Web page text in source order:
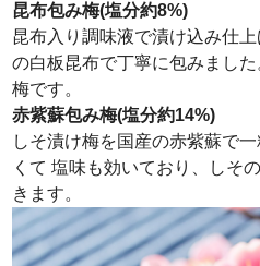
昆布包み梅(塩分約8%)
昆布入り調味液で漬け込み仕
の白板昆布で丁寧に包みまし
梅です。
赤紫蘇包み梅(塩分約14%)
しそ漬け梅を国産の赤紫蘇で
くて 塩味も効いており、しそ
きます。